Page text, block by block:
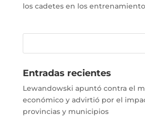
los cadetes en los
Entradas recientes
Lewandowski apuntó contra el
económico y advirtió por el
provincias y municipios